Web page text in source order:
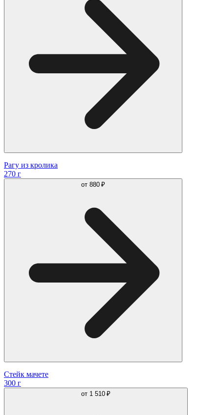
Рагу из кролика
270 г
от 880 ₽
Стейк мачете
300 г
от 1 510 ₽